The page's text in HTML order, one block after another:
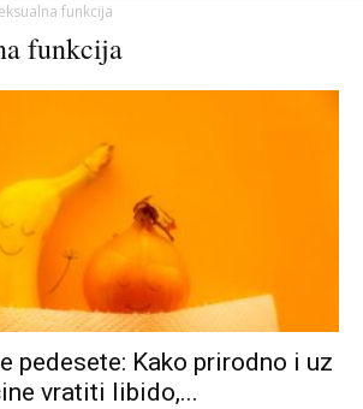
funkcija
funkcija
pedesete: Kako prirodno i uz
vratiti libido,...